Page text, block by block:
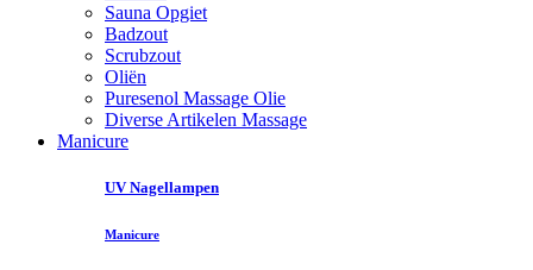
Sauna Opgiet
Badzout
Scrubzout
Oliën
Puresenol Massage Olie
Diverse Artikelen Massage
Manicure
UV Nagellampen
Manicure